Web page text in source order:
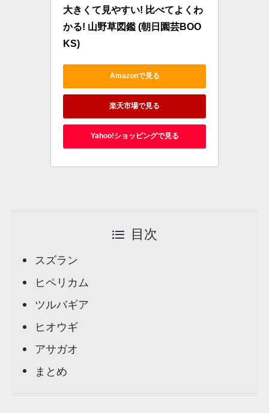
大きくて見やすい! 比べてよくわ
かる! 山野草図鑑 (朝日園芸BOO
KS)
Amazonで見る
楽天市場で見る
Yahoo!ショッピングで見る
目次
スズラン
ヒペリカム
ツルバギア
ヒオウギ
アサガオ
まとめ